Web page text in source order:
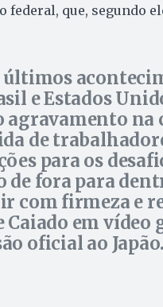
federal, que, segundo
últimos
e Estados
agravamento na
de
para os
de fora para
com firmeza e
Caiado em
oficial ao Japão.